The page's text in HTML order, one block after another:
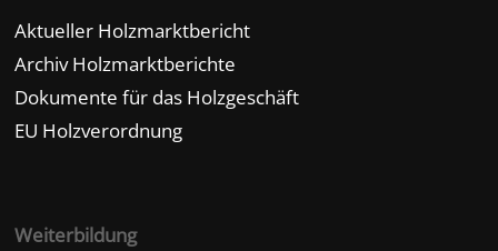
Aktueller Holzmarktbericht
Archiv Holzmarktberichte
Dokumente für das Holzgeschäft
EU Holzverordnung
Weiterbildung